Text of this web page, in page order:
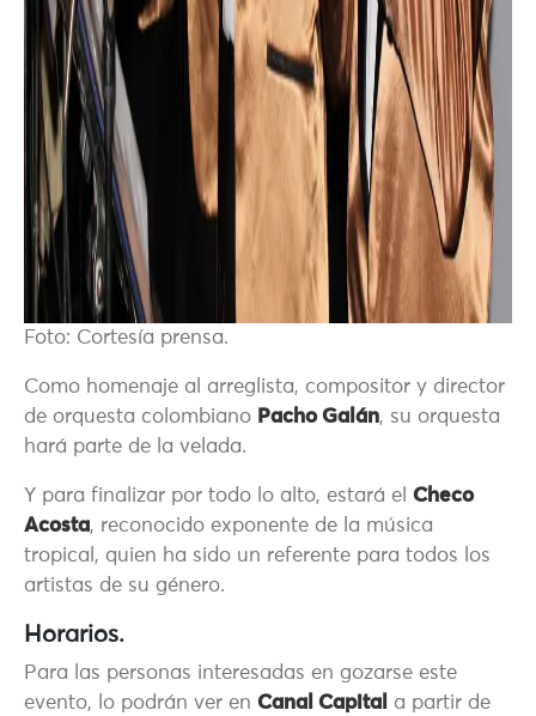
Foto: Cortesía prensa.
Como homenaje al arreglista, compositor y director
de orquesta colombiano PachoGalán, su orquesta
hará parte de la velada.
Y para finalizar por todo lo alto, estará el Checo
Acosta, reconocido exponente de la música
tropical, quien ha sido un referente para todos los
artistas de su género.
Horarios.
Para las personas interesadas en gozarse este
evento, lo podrán ver en Canal Capital
a partir de